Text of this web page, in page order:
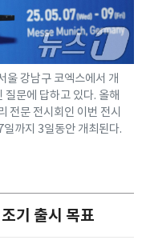
울 강남구 코엑스에서 개
질문에 답하고 있다. 올해
전문 전시회인 이번 전시
까지 3일동안 개최된다.
기 출시 목표